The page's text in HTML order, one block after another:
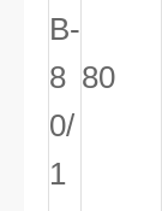
B-
8
0/
1
80